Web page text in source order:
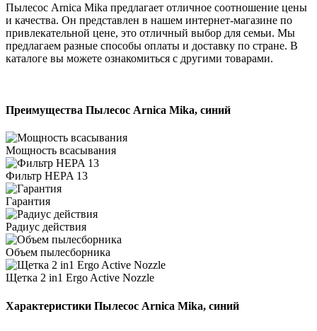
Пылесос Arnica Mika предлагает отличное соотношение цены
и качества. Он представлен в нашем интернет-магазине по
привлекательной цене, это отличный выбор для семьи. Мы
предлагаем разные способы оплаты и доставку по стране. В
каталоге вы можете ознакомиться с другими товарами.
Преимущества Пылесос Arnica Mika, синий
Мощность всасывания
Фильтр HEPA 13
Гарантия
Радиус действия
Объем пылесборника
Щетка 2 in1 Ergo Active Nozzle
Характеристики Пылесос Arnica Mika, синий